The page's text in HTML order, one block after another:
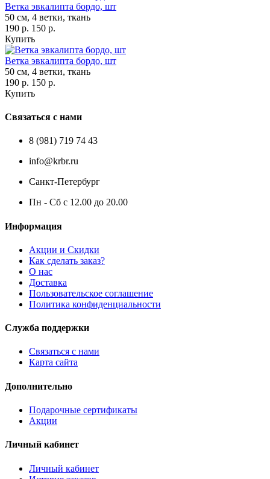
Ветка эвкалипта бордо, шт
50 см, 4 ветки, ткань
190 р. 150 р.
Купить
Ветка эвкалипта бордо, шт
50 см, 4 ветки, ткань
190 р. 150 р.
Купить
Связаться с нами
8 (981) 719 74 43
info@krbr.ru
Санкт-Петербург
Пн - Сб с 12.00 до 20.00
Информация
Акции и Скидки
Как сделать заказ?
О нас
Доставка
Пользовательское соглашение
Политика конфиденциальности
Служба поддержки
Связаться с нами
Карта сайта
Дополнительно
Подарочные сертификаты
Акции
Личный кабинет
Личный кабинет